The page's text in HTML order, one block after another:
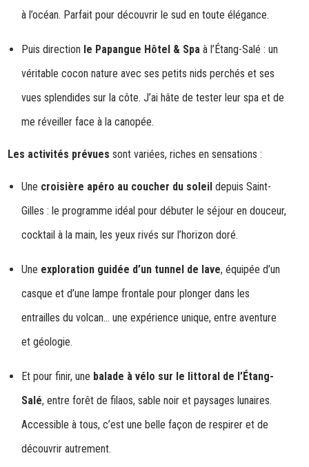
à l’océan. Parfait pour découvrir le sud en toute élégance.
Puis direction le Papangue Hôtel & Spa à l’Étang-Salé : un
véritable cocon nature avec ses petits nids perchés et ses
vues splendides sur la côte. J’ai hâte de tester leur spa et de
me réveiller face à la canopée.
Les activités prévues sont variées, riches en sensations :
Une croisière apéro au coucher du soleil depuis Saint-
Gilles : le programme idéal pour débuter le séjour en douceur,
cocktail à la main, les yeux rivés sur l’horizon doré.
Une exploration guidée d’un tunnel de lave, équipée d’un
casque et d’une lampe frontale pour plonger dans les
entrailles du volcan… une expérience unique, entre aventure
et géologie.
Et pour finir, une balade à vélo sur le littoral de l’Étang-
Salé, entre forêt de filaos, sable noir et paysages lunaires.
Accessible à tous, c’est une belle façon de respirer et de
découvrir autrement.